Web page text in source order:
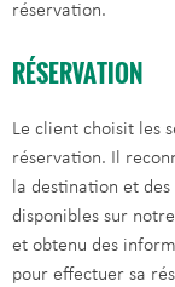
réservation.
RÉSERVATION
Le client choisit les
réservation. Il
la destination et
disponibles sur
et obtenu des
pour effectuer sa